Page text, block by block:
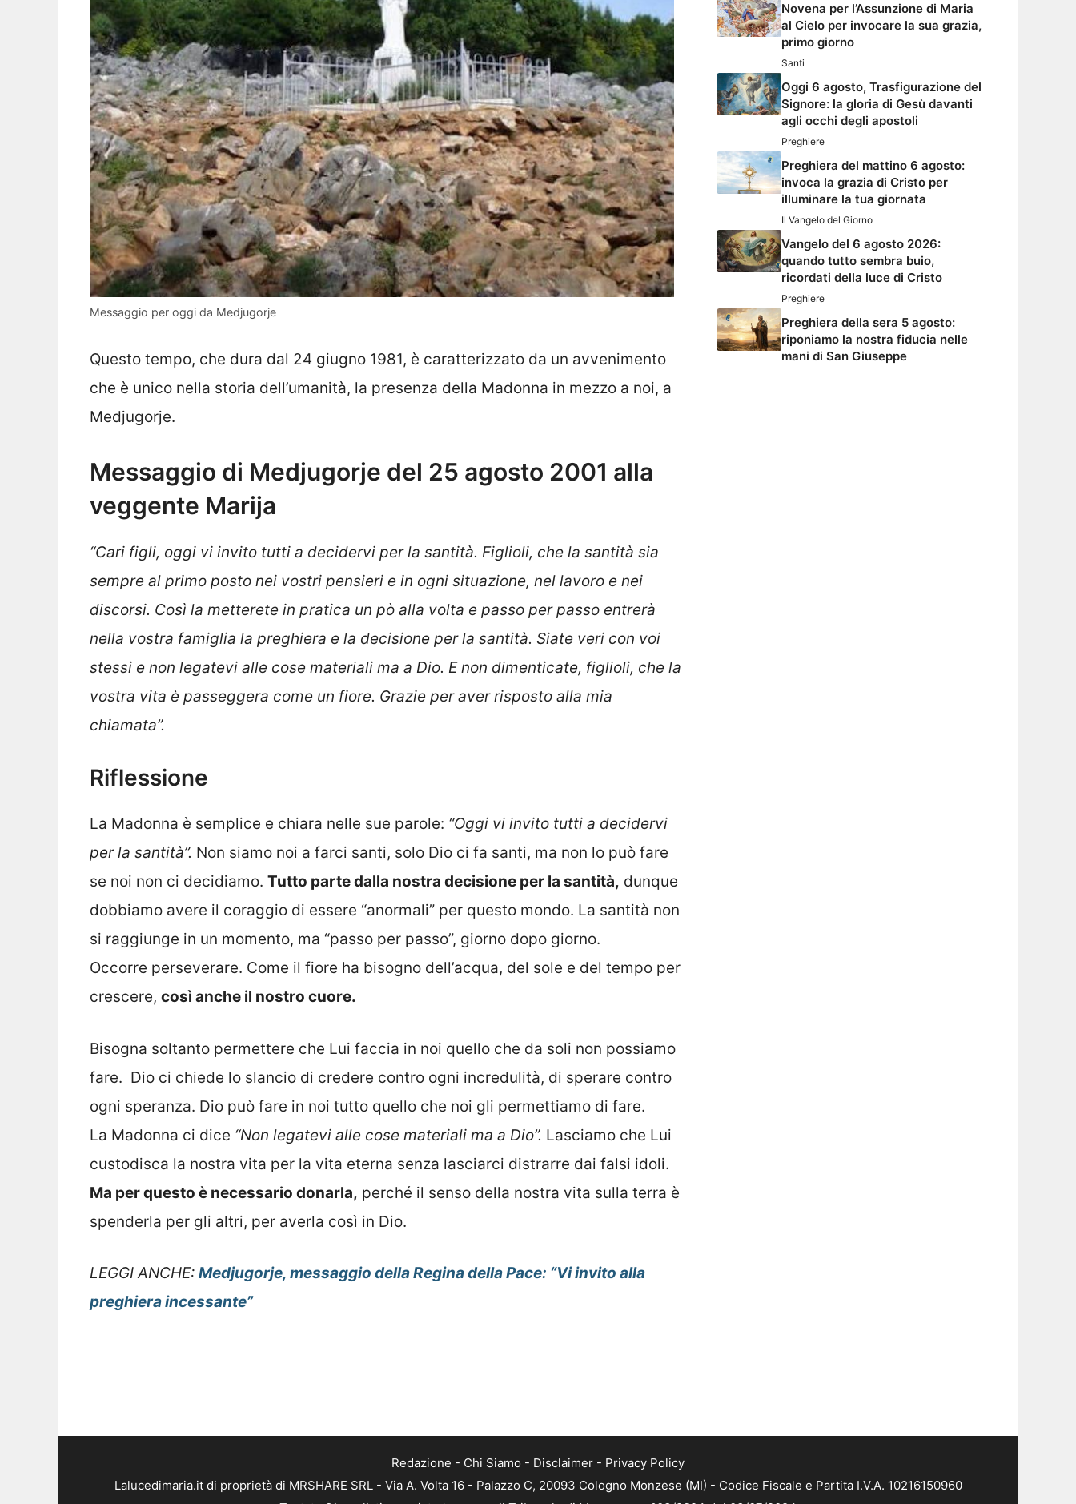
Messaggio per oggi da Medjugorje
Questo tempo, che dura dal 24 giugno 1981, è caratterizzato da un avvenimento
che è unico nella storia dell’umanità, la presenza della Madonna in mezzo a noi, a
Medjugorje.
Messaggio di Medjugorje del 25 agosto 2001 alla
veggente Marija
“Cari figli, oggi vi invito tutti a decidervi per la santità. Figlioli, che la santità sia
sempre al primo posto nei vostri pensieri e in ogni situazione, nel lavoro e nei
discorsi. Così la metterete in pratica un pò alla volta e passo per passo entrerà
nella vostra famiglia la preghiera e la decisione per la santità. Siate veri con voi
stessi e non legatevi alle cose materiali ma a Dio. E non dimenticate, figlioli, che la
vostra vita è passeggera come un fiore. Grazie per aver risposto alla mia
chiamata”.
Riflessione
La Madonna è semplice e chiara nelle sue parole: “Oggi vi invito tutti a decidervi
per la santità”. Non siamo noi a farci santi, solo Dio ci fa santi, ma non lo può fare
se noi non ci decidiamo. Tutto parte dalla nostra decisione per la santità, dunque
dobbiamo avere il coraggio di essere “anormali” per questo mondo. La santità non
si raggiunge in un momento, ma “passo per passo”, giorno dopo giorno.
Occorre perseverare. Come il fiore ha bisogno dell’acqua, del sole e del tempo per
crescere, così anche il nostro cuore.
Bisogna soltanto permettere che Lui faccia in noi quello che da soli non possiamo
fare. Dio ci chiede lo slancio di credere contro ogni incredulità, di sperare contro
ogni speranza. Dio può fare in noi tutto quello che noi gli permettiamo di fare.
La Madonna ci dice “Non legatevi alle cose materiali ma a Dio”. Lasciamo che Lui
custodisca la nostra vita per la vita eterna senza lasciarci distrarre dai falsi idoli.
Ma per questo è necessario donarla, perché il senso della nostra vita sulla terra è
spenderla per gli altri, per averla così in Dio.
LEGGI ANCHE: Medjugorje, messaggio della Regina della Pace: “Vi invito alla
preghiera incessante”
Novena per l’Assunzione di Maria
al Cielo per invocare la sua grazia,
primo giorno
Santi
Oggi 6 agosto, Trasfigurazione del
Signore: la gloria di Gesù davanti
agli occhi degli apostoli
Preghiere
Preghiera del mattino 6 agosto:
invoca la grazia di Cristo per
illuminare la tua giornata
Il Vangelo del Giorno
Vangelo del 6 agosto 2026:
quando tutto sembra buio,
ricordati della luce di Cristo
Preghiere
Preghiera della sera 5 agosto:
riponiamo la nostra fiducia nelle
mani di San Giuseppe
Redazione - Chi Siamo - Disclaimer - Privacy Policy
Lalucedimaria.it di proprietà di MRSHARE SRL - Via A. Volta 16 - Palazzo C, 20093 Cologno Monzese (MI) - Codice Fiscale e Partita I.V.A. 10216150960